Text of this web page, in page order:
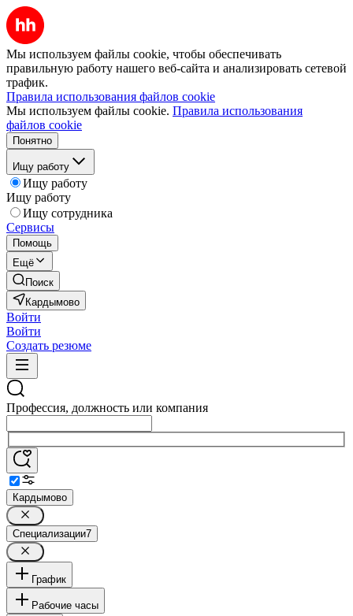
Мы используем файлы cookie, чтобы обеспечивать
правильную работу нашего веб-сайта и анализировать сетевой
трафик.
Правила использования файлов cookie
Мы используем файлы cookie. Правила использования
файлов cookie
Понятно
Ищу работу
Ищу работу
Ищу работу
Ищу сотрудника
Сервисы
Помощь
Ещё
Поиск
Кардымово
Войти
Войти
Создать резюме
Профессия, должность или компания
Кардымово
Специализации7
График
Рабочие часы